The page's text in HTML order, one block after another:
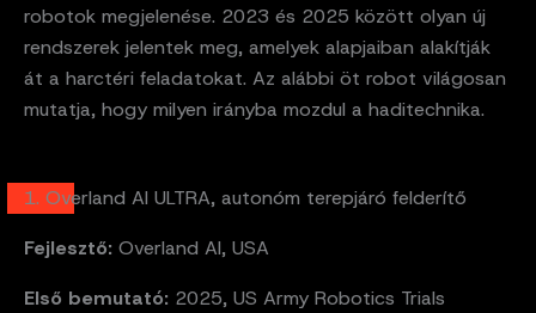
robotok megjelenése. 2023 és 2025 között olyan új
rendszerek jelentek meg, amelyek alapjaiban alakítják
át a harctéri feladatokat. Az alábbi öt robot világosan
mutatja, hogy milyen irányba mozdul a haditechnika.
1. Overland AI ULTRA, autonóm terepjáró felderítő
Fejlesztő: Overland AI, USA
Első bemutató: 2025, US Army Robotics Trials